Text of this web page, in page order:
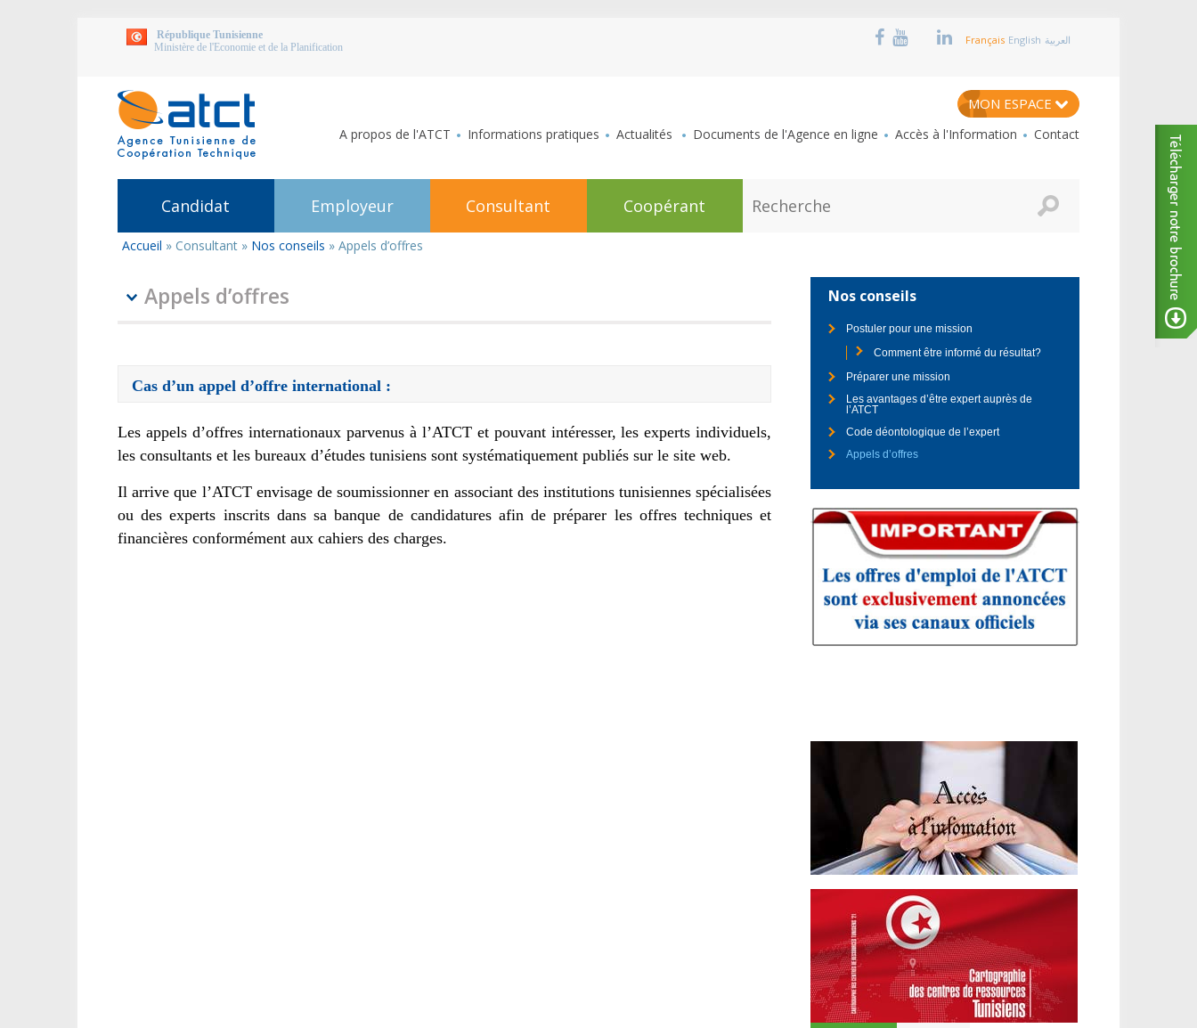
République Tunisienne
Ministère de l'Economie et de la Planification
Français English العربية
MON ESPACE
A propos de l'ATCT Informations pratiques Actualités Documents de l'Agence en ligne Accès à l'Information Contact
Candidat Employeur Consultant Coopérant e
Vous
Accueil » Consultant » Nos conseils » Appels d’offres
Appels d’offres
Cas d’un appel d’offre international :
Les appels d’offres internationaux parvenus à l’ATCT et pouvant intéresser, les experts individuels,
les consultants et les bureaux d’études tunisiens sont systématiquement publiés sur le site web.
Il arrive que l’ATCT envisage de soumissionner en associant des institutions tunisiennes spécialisées
ou des experts inscrits dans sa banque de candidatures afin de préparer les offres techniques et
financières conformément aux cahiers des charges.
Nos conseils
Postuler pour une mission
Comment être informé du résultat?
Préparer une mission
Les avantages d’être expert auprès de
l’ATCT
Code déontologique de l’expert
Appels d’offres